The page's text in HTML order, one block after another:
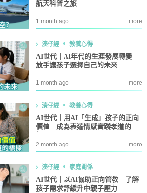
航天科普之旅
1 month ago more
湊仔經 教養心得
AI世代｜AI年代的生涯發展轉變
放手讓孩子選擇自己的未來
1 month ago more
湊仔經 教養心得
AI世代｜用AI「生成」孩子的正向
價值 成為表達情感實踐孝道的橋
2 month ago more
湊仔經 家庭關係
AI世代｜以AI協助正向管教 了解
孩子需求舒緩升中親子壓力